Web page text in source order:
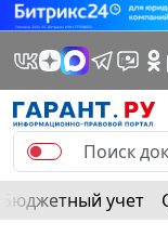
Бюджетный учет